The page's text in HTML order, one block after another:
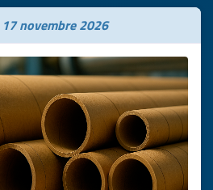
17 novembre 2026